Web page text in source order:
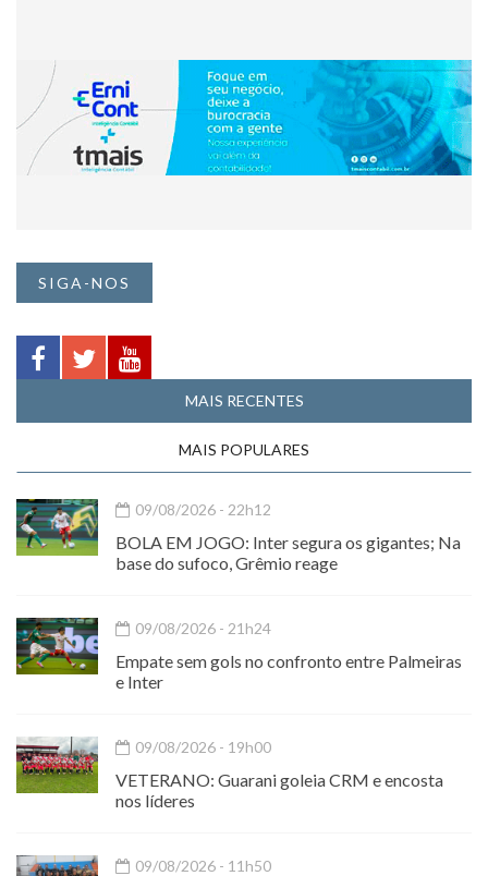
SIGA-NOS
MAIS RECENTES
MAIS POPULARES
09/08/2026 - 22h12
BOLA EM JOGO: Inter segura os gigantes; Na
base do sufoco, Grêmio reage
09/08/2026 - 21h24
Empate sem gols no confronto entre Palmeiras
e Inter
09/08/2026 - 19h00
VETERANO: Guarani goleia CRM e encosta
nos líderes
09/08/2026 - 11h50